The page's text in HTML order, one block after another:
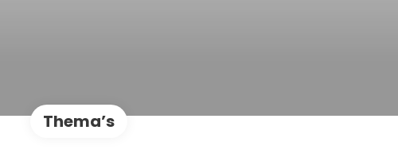
Thema’s